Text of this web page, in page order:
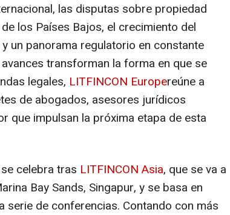
las disputas sobre propiedad
los Países Bajos, el crecimiento del
un panorama regulatorio en constante
transforman la forma en que se
legales, LITFINCON Europereúne a
de abogados, asesores jurídicos
que impulsan la próxima etapa de esta
celebra tras LITFINCON Asia, que se va a
Bay Sands, Singapur, y se basa en
serie de conferencias. Contando con más